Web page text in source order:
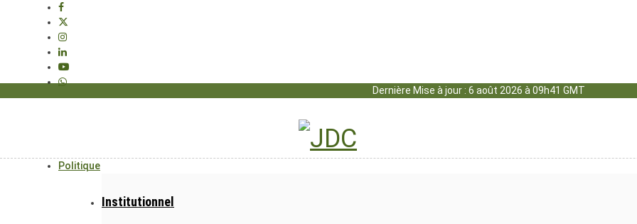
Dernière Mise à jour : 6 août 2026 à 09h41 GMT
Politique
Institutionnel